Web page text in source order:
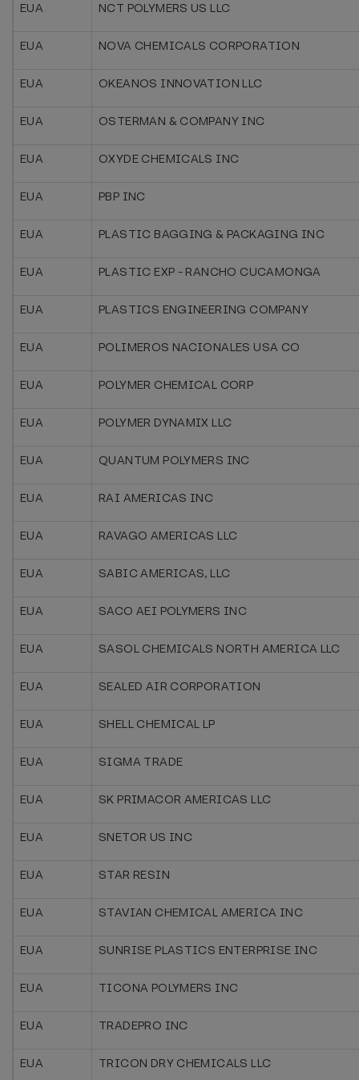
EUA NCT POLYMERS US LLC
EUA NOVA CHEMICALS CORPORATION
EUA OKEANOS INNOVATION LLC
EUA OSTERMAN & COMPANY INC
EUA OXYDE CHEMICALS INC
EUA PBP INC
EUA PLASTIC BAGGING & PACKAGING INC
EUA PLASTIC EXP - RANCHO CUCAMONGA
EUA PLASTICS ENGINEERING COMPANY
EUA POLIMEROS NACIONALES USA CO
EUA POLYMER CHEMICAL CORP
EUA POLYMER DYNAMIX LLC
EUA QUANTUM POLYMERS INC
EUA RAI AMERICAS INC
EUA RAVAGO AMERICAS LLC
EUA SABIC AMERICAS, LLC
EUA SACO AEI POLYMERS INC
EUA SASOL CHEMICALS NORTH AMERICA LLC
EUA SEALED AIR CORPORATION
EUA SHELL CHEMICAL LP
EUA SIGMA TRADE
EUA SK PRIMACOR AMERICAS LLC
EUA SNETOR US INC
EUA STAR RESIN
EUA STAVIAN CHEMICAL AMERICA INC
EUA SUNRISE PLASTICS ENTERPRISE INC
EUA TICONA POLYMERS INC
EUA TRADEPRO INC
EUA TRICON DRY CHEMICALS LLC